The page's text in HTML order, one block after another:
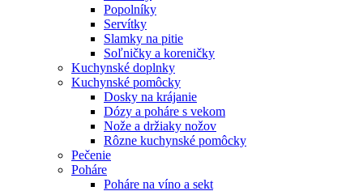
Popolníky
Servítky
Slamky na pitie
Soľničky a koreničky
Kuchynské doplnky
Kuchynské pomôcky
Dosky na krájanie
Dózy a poháre s vekom
Nože a držiaky nožov
Rôzne kuchynské pomôcky
Pečenie
Poháre
Poháre na víno a sekt